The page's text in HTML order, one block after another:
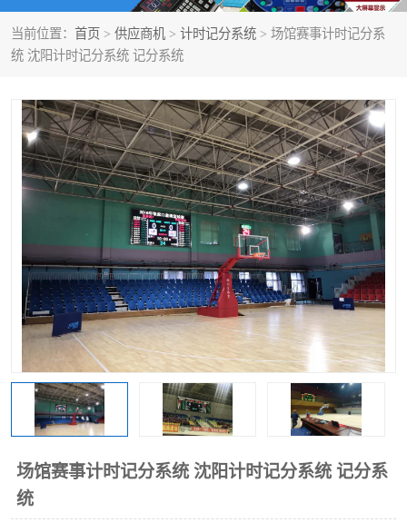
当前位置： 首页 > 供应商机 > 计时记分系统 > 场馆赛事计时记分系
统 沈阳计时记分系统 记分系统
场馆赛事计时记分系统 沈阳计时记分系统 记分系
统
体育场馆影像采集回放系 游泳馆水下摄影采集救生